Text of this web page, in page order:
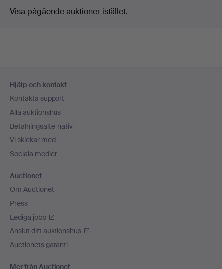
Visa pågående auktioner istället.
Hjälp och kontakt
Kontakta support
Alla auktionshus
Betalningsalternativ
Vi skickar med
Sociala medier
Auctionet
Om Auctionet
Press
Lediga jobb
Anslut ditt auktionshus
Auctionets garanti
Mer från Auctionet